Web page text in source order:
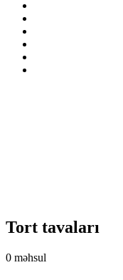
Tort tavaları
0 məhsul